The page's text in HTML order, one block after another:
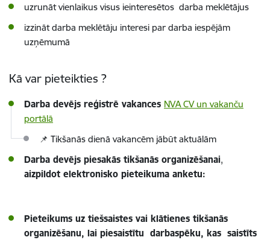
uzrunāt vienlaikus visus ieinteresētos darba meklētājus
izzināt darba meklētāju interesi par darba iespējām
uzņēmumā
Kā var pieteikties ?
Darba devējs reģistrē vakances NVA CV un vakanču
portālā
📌 Tikšanās dienā vakancēm jābūt aktuālām
Darba devējs piesakās tikšanās organizēšanai,
aizpildot elektronisko pieteikuma anketu:
Pieteikums uz tiešsaistes vai klātienes tikšanās
organizēšanu, lai piesaistītu darbaspēku, kas saistīts